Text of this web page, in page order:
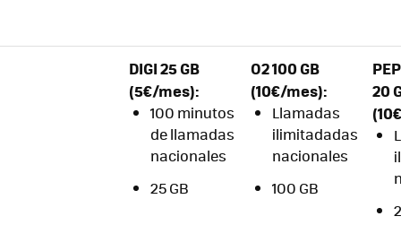
DIGI 25 GB
(5€/mes):
100 minutos
de llamadas
nacionales
25 GB
O2 100 GB
(10€/mes):
Llamadas
ilimitadadas
nacionales
100 GB
20
(10